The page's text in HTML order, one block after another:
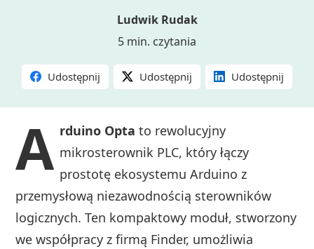
Ludwik Rudak
5 min. czytania
Udostępnij Udostępnij Udostępnij
A rduino Opta to rewolucyjny
mikrosterownik PLC, który łączy
prostotę ekosystemu Arduino z
przemysłową niezawodnością sterowników
logicznych. Ten kompaktowy moduł, stworzony
we współpracy z firmą Finder, umożliwia